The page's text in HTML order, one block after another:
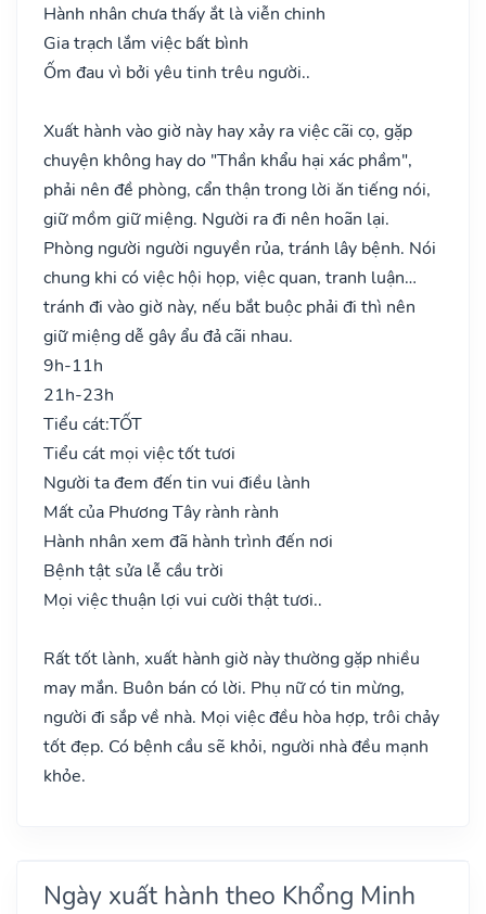
Hành nhân chưa thấy ắt là viễn chinh
Gia trạch lắm việc bất bình
Ốm đau vì bởi yêu tinh trêu người..
Xuất hành vào giờ này hay xảy ra việc cãi cọ, gặp
chuyện không hay do "Thần khẩu hại xác phầm",
phải nên đề phòng, cẩn thận trong lời ăn tiếng nói,
giữ mồm giữ miệng. Người ra đi nên hoãn lại.
Phòng người người nguyền rủa, tránh lây bệnh. Nói
chung khi có việc hội họp, việc quan, tranh luận…
tránh đi vào giờ này, nếu bắt buộc phải đi thì nên
giữ miệng dễ gây ẩu đả cãi nhau.
9h-11h
21h-23h
Tiểu cát:TỐT
Tiểu cát mọi việc tốt tươi
Người ta đem đến tin vui điều lành
Mất của Phương Tây rành rành
Hành nhân xem đã hành trình đến nơi
Bệnh tật sửa lễ cầu trời
Mọi việc thuận lợi vui cười thật tươi..
Rất tốt lành, xuất hành giờ này thường gặp nhiều
may mắn. Buôn bán có lời. Phụ nữ có tin mừng,
người đi sắp về nhà. Mọi việc đều hòa hợp, trôi chảy
tốt đẹp. Có bệnh cầu sẽ khỏi, người nhà đều mạnh
khỏe.
Ngày xuất hành theo Khổng Minh